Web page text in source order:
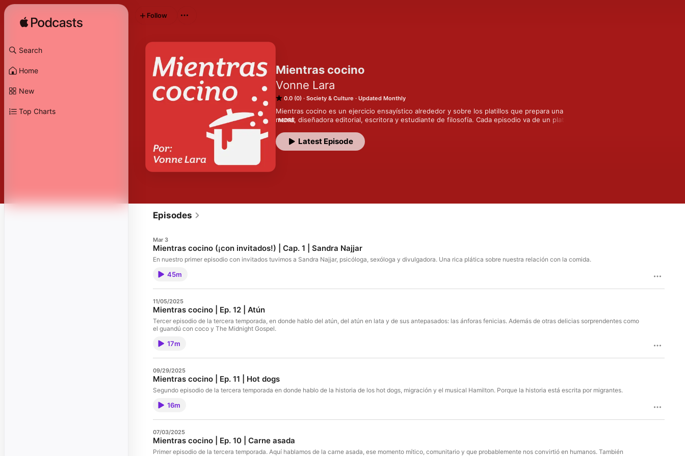
Search
Home
New
Top Charts
Mientras cocino
Vonne Lara
0.0 (0) Society & Culture Updated Monthly
Mientras cocino es un ejercicio ensayístico alrededor y sobre los platillos que prepara una
mamá, diseñadora editorial, escritora y estudiante de filosofía. Cada episodio va de un platillo
servirá a la mesa.
MORE
Latest Episode
Follow
Episodes
Mar 3
Mientras cocino (¡con invitados!) | Cap. 1 | Sandra Najjar
En nuestro primer episodio con invitados tuvimos a Sandra Najjar, psicóloga, sexóloga y divulgadora. Una rica plática sobre nuestra relación con la comida.
45m
11/05/2025
Mientras cocino | Ep. 12 | Atún
Tercer episodio de la tercera temporada, en donde hablo del atún, del atún en lata y de sus antepasados: las ánforas fenicias. Además de otras delicias sorprendentes como
el guandú con coco y The Midnight Gospel.
17m
09/29/2025
Mientras cocino | Ep. 11 | Hot dogs
Segundo episodio de la tercera temporada en donde hablo de la historia de los hot dogs, migración y el musical Hamilton. Porque la historia está escrita por migrantes.
16m
07/03/2025
Mientras cocino | Ep. 10 | Carne asada
Primer episodio de la tercera temporada. Aquí hablamos de la carne asada, ese momento mítico, comunitario y que probablemente nos convirtió en humanos. También